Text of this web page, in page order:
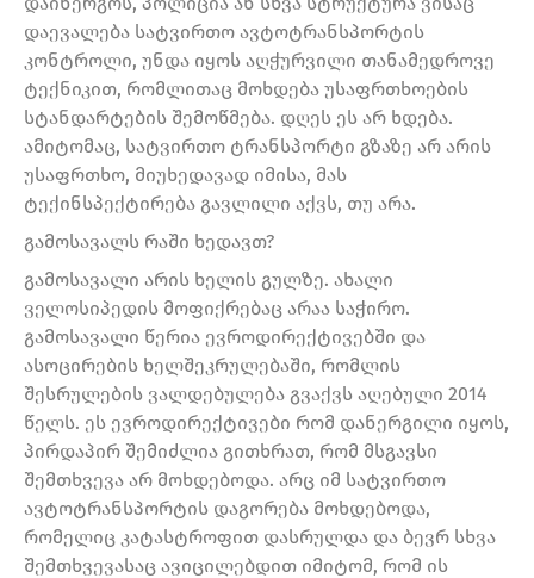
დაევალება სატვირთო ავტოტრანსპორტის
კონტროლი, უნდა იყოს აღჭურვილი თანამედროვე
ტექნიკით, რომლითაც მოხდება უსაფრთხოების
სტანდარტების შემოწმება. დღეს ეს არ ხდება.
ამიტომაც, სატვირთო ტრანსპორტი გზაზე არ არის
უსაფრთხო, მიუხედავად იმისა, მას
ტექინსპექტირება გავლილი აქვს, თუ არა.
გამოსავალს რაში ხედავთ?
გამოსავალი არის ხელის გულზე. ახალი
ველოსიპედის მოფიქრებაც არაა საჭირო.
გამოსავალი წერია ევროდირექტივებში და
ასოცირების ხელშეკრულებაში, რომლის
შესრულების ვალდებულება გვაქვს აღებული 2014
წელს. ეს ევროდირექტივები რომ დანერგილი იყოს,
პირდაპირ შემიძლია გითხრათ, რომ მსგავსი
შემთხვევა არ მოხდებოდა. არც იმ სატვირთო
ავტოტრანსპორტის დაგორება მოხდებოდა,
რომელიც კატასტროფით დასრულდა და ბევრ სხვა
შემთხვევასაც ავიცილებდით იმიტომ, რომ ის